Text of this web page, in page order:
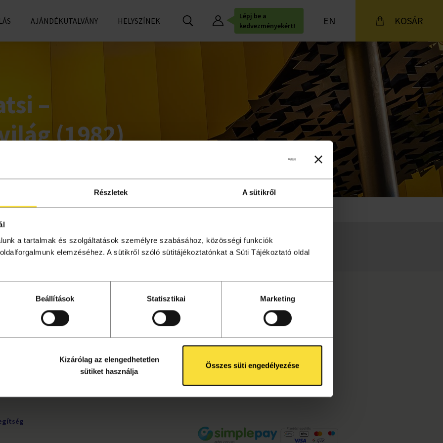
Részletek A sütikről
a tartalmak és szolgáltatások személyre szabásához, közösségi funkciók
elemzéséhez. A sütikről szóló sütitájékoztatónkat a Süti Tájékoztató oldal
Beállítások Statisztikai Marketing
Kizárólag az elengedhetetlen
sütiket használja
Összes süti engedélyezése
AJÁNDÉKUTALVÁNY HELYSZÍNEK
Lépj be a
kedvezményekért!
KOSÁR
EN
–
(1982)
lezárult. Kattintsidea további programok megtekintéséhez!
KÖVESS MINKET!
Facebook
Instagram